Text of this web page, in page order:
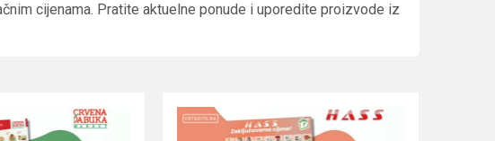
cijenama. Pratite aktuelne ponude i uporedite proizvode iz